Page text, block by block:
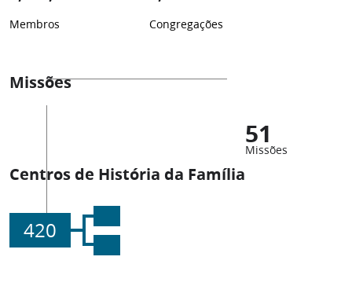
Membros Congregações
Missões
51
Missões
Centros de História da Família
420